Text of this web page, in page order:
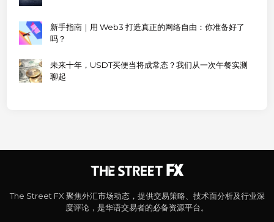
新手指南｜用 Web3 打造真正的网络自由：你准备好了
吗？
未来十年，USDT买便当将成常态？我们从一次午餐实测
聊起
The Street FX 聚焦外汇市场动态，提供交易策略、技术面分析及行业深
度评论，是华语交易者的必备资源平台。